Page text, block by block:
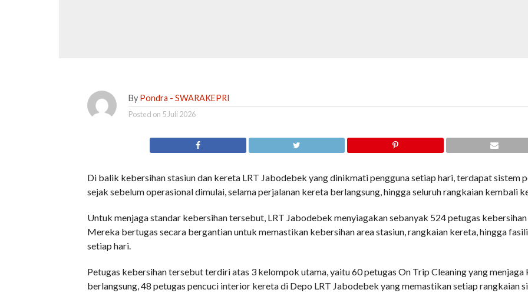
By Pondra - SWARAKEPRI
Posted on 5 Juli 2026
Di balik kebersihan stasiun dan kereta LRT Jabodebek yang dinikmati pengguna setiap hari, terdapat sistem
sejak sebelum operasional dimulai, selama perjalanan kereta berlangsung, hingga seluruh rangkaian kembali
Untuk menjaga standar kebersihan tersebut, LRT Jabodebek menyiagakan sebanyak 524 petugas
Mereka bertugas secara bergantian untuk memastikan kebersihan area stasiun, rangkaian kereta, hingga
setiap hari.
Petugas kebersihan tersebut terdiri atas 3 kelompok utama, yaitu 60 petugas On Trip Cleaning yang menjaga
berlangsung, 48 petugas pencuci interior kereta di Depo LRT Jabodebek yang memastikan setiap rangkaian